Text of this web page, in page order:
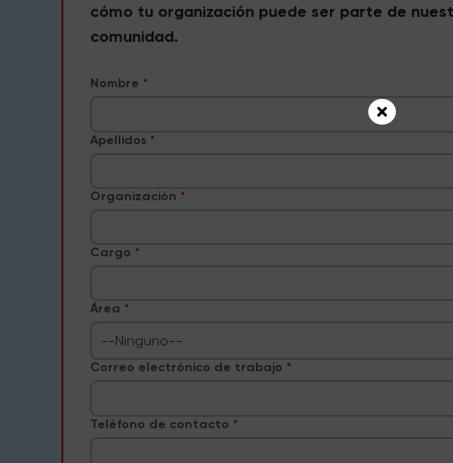
cómo tu organización puede ser parte de
comunidad.
Nombre
Apellidos
Organización
Cargo
Área
--Ninguno--
Correo electrónico de trabajo
Teléfono de contacto